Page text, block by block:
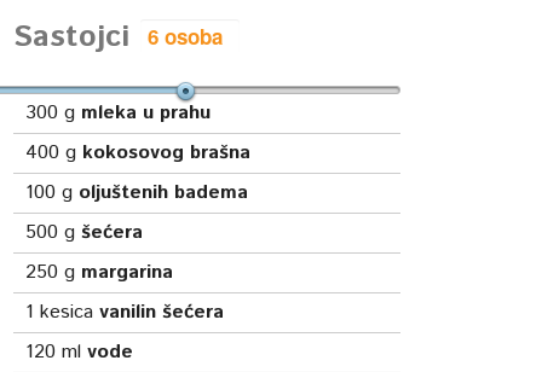
Sastojci
300 g mleka u prahu
400 g kokosovog brašna
100 g oljuštenih badema
500 gšećera
250 g margarina
1 kesicavanilin šećera
120 mlvode